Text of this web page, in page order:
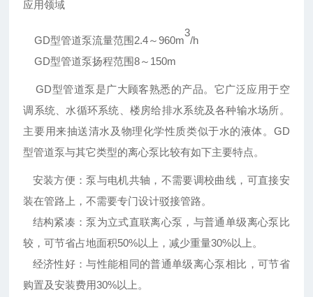
应用领域
GD型管道泵流量范围2.4～960m
3
/h
GD型管道泵扬程范围8～150m
GD型管道泵是广大顾客熟悉的产品。它广泛应用于空
调系统、水循环系统、楼房给排水系统及各种输水场所。
主要用来抽送清水及物理化学性质类似于水的液体。GD
型管道泵与其它类型的离心泵比较有如下主要特点。
安装方便：泵与电机共轴，不需要调校曲线，可直接安
装在管路上，不需要专门设计驳接管路。
结构紧凑：泵为立式直联离心泵，与普通单级离心泵比
较，可节省占地面积50%以上，减少重量30%以上。
经济性好：与性能相同的普通单级离心泵相比，可节省
购置及安装费用30%以上。